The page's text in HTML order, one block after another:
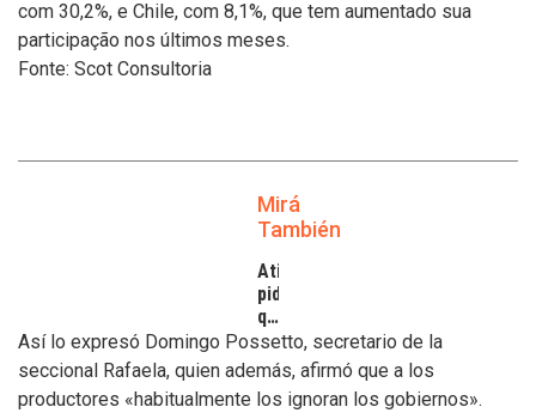
com 30,2%, e Chile, com 8,1%, que tem aumentado sua
participação nos últimos meses.
Fonte: Scot Consultoria
Mirá
También
Atilra
pide
que
se
atiendan
inconvenientes
Así lo expresó Domingo Possetto, secretario de la
seccional Rafaela, quien además, afirmó que a los
productores «habitualmente los ignoran los gobiernos».